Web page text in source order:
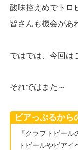
酸味控えめでトロ
皆さんも機会があ
ではでは、今回は
それではまた～
ビアっぷるから
『クラフトビー
トビールやビアイ